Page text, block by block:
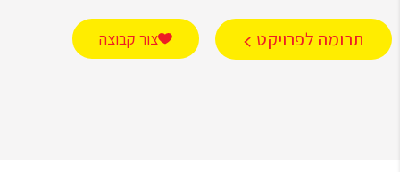
תרומה לפרויקט צור קבוצה